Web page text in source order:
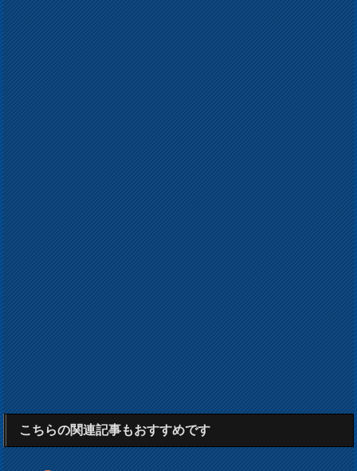
こちらの関連記事もおすすめです